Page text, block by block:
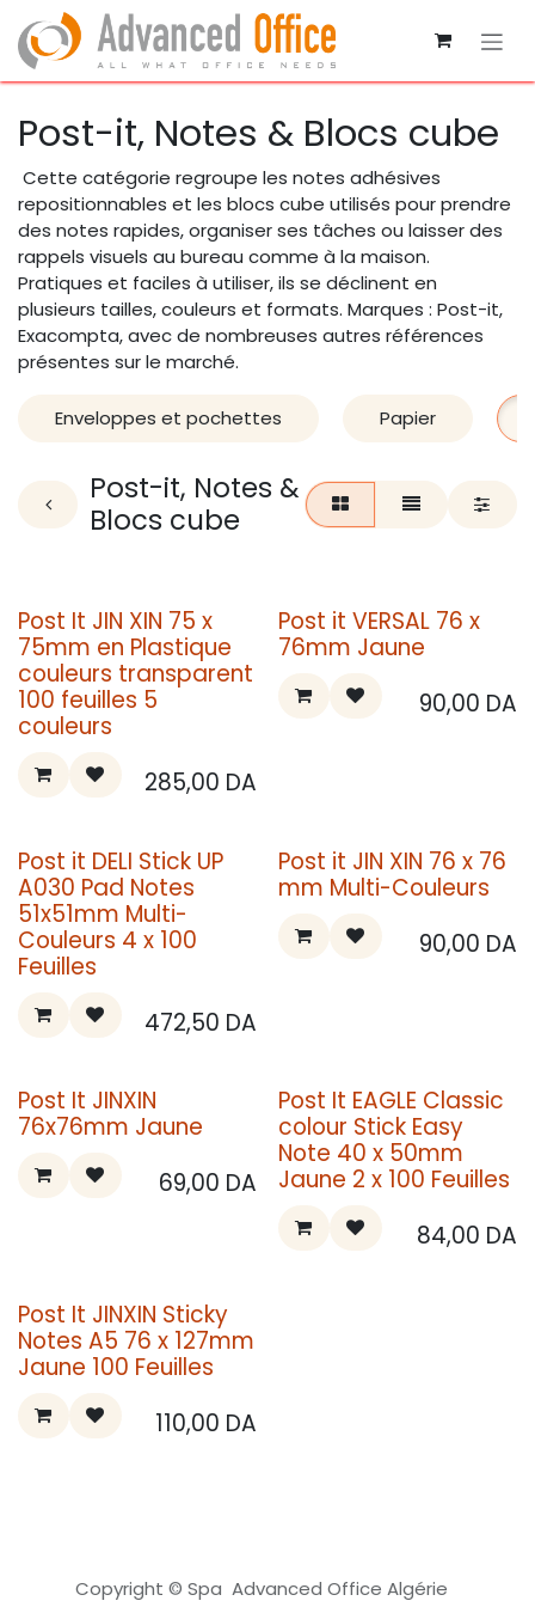
Se rendre au contenu
Post-it, Notes & Blocs cube
Cette catégorie regroupe les notes adhésives
repositionnables et les blocs cube utilisés pour prendre
des notes rapides, organiser ses tâches ou laisser des
rappels visuels au bureau comme à la maison.
Pratiques et faciles à utiliser, ils se déclinent en
plusieurs tailles, couleurs et formats. Marques : Post-it,
Exacompta, avec de nombreuses autres références
présentes sur le marché.
Enveloppes et pochettes Papier
Post-it, Notes &
Blocs cube
Post It JIN XIN 75 x
75mm en Plastique
couleurs transparent
100 feuilles 5
couleurs
285,00 DA
Post it VERSAL 76 x
76mm Jaune
90,00 DA
Post it DELI Stick UP
A030 Pad Notes
51x51mm Multi-
Couleurs 4 x 100
Feuilles
472,50 DA
Post it JIN XIN 76 x 76
mm Multi-Couleurs
90,00 DA
Post It JINXIN
76x76mm Jaune
69,00 DA
Post It EAGLE Classic
colour Stick Easy
Note 40 x 50mm
Jaune 2 x 100 Feuilles
84,00 DA
Post It JINXIN Sticky
Notes A5 76 x 127mm
Jaune 100 Feuilles
110,00 DA
Copyright © Spa Advanced Office Algérie